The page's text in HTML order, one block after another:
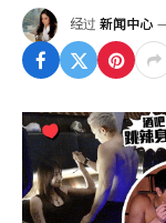
经过 新闻中心